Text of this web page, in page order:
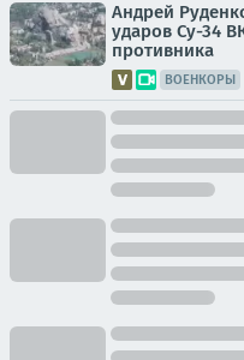
Андрей
ударов Су-34
противника
ВОЕНКОРЫ